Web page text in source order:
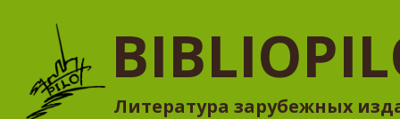
Литература зарубежных